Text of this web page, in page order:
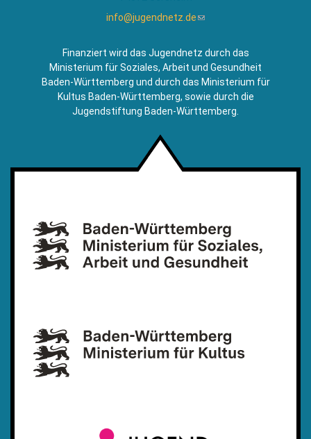
info@jugendnetz.de(Link
Mail)
Finanziert wird das Jugendnetz durch das
Ministerium für Soziales, Arbeit und Gesundheit
Baden-Württemberg und durch das Ministerium für
Kultus Baden-Württemberg, sowie durch die
Jugendstiftung Baden-Württemberg.